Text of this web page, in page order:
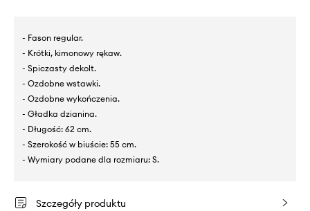
- Fason regular.
- Krótki, kimonowy rękaw.
- Spiczasty dekolt.
- Ozdobne wstawki.
- Ozdobne wykończenia.
- Gładka dzianina.
- Długość: 62 cm.
- Szerokość w biuście: 55 cm.
- Wymiary podane dla rozmiaru: S.
Szczegóły produktu